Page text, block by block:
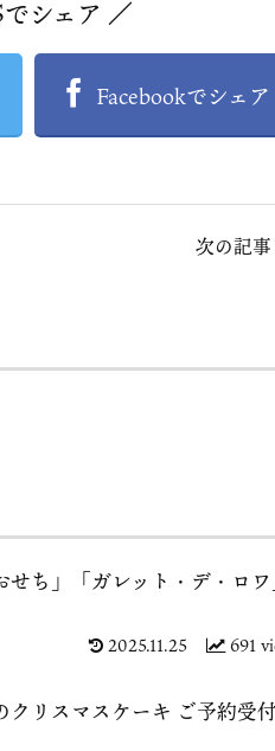
シェア ／
Facebookでシェア
次の記事
せち」「ガレット・デ・ロ
691
2025.11.25
クリスマスケーキ ご予約受